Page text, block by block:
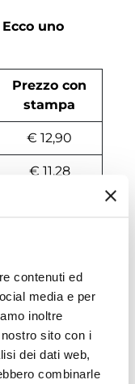
contenuti ed
media e per
inoltre
sito con i
dei dati web,
combinarle
uno
Prezzo con
stampa
€ 12,90
€ 11,28
€ 7,74
€ 7,00
€ 6,96
€ 6,90